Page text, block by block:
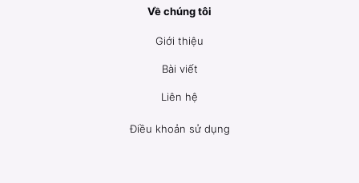
Về chúng tôi
Giới thiệu
Bài viết
Liên hệ
Điều khoản sử dụng